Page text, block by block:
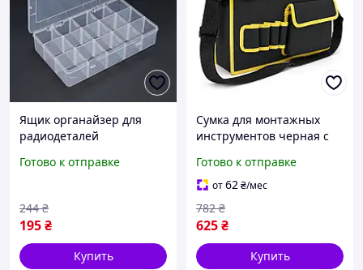
Ящик органайзер для
радиодеталей
275х55х165 мм бокс для
Готово к отправке
195₴
244 ₴
Купить
Сумка для монтажных
инструментов черная с
Готово к отправке
от62₴/мес
625₴
782 ₴
Купить